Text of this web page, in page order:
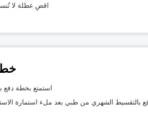
اقضِ عطلة لا
خطة
استمتع بخطة دفع بدون
بالتقسيط الشهري من طبي بعد ملء استمارة